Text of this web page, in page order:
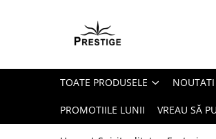
Toate Produsele
Pachete Speciale Carti
Spiritualitate - Ezoterism
TOATE PRODUSELE NOUTATI
PROMOTIILE LUNII VREAU SĂ